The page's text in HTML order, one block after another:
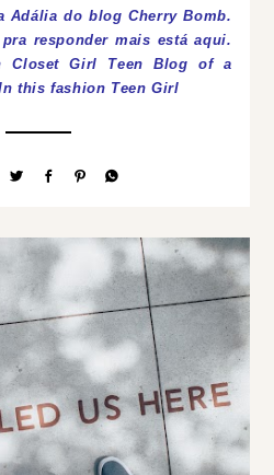
Adália do blog Cherry Bomb.
responder mais está aqui.
Closet Girl Teen Blog of a
this fashion Teen Girl